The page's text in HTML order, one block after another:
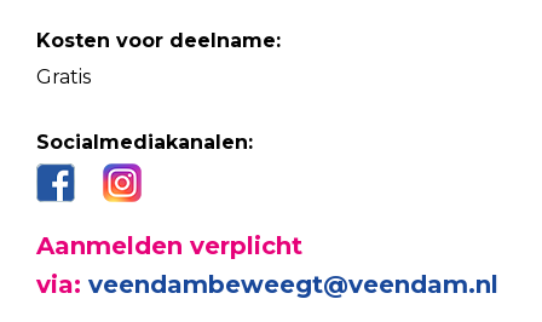
Kosten voor deelname:
Gratis
Socialmediakanalen:
Aanmelden verplicht
via: veendambeweegt@veendam.nl